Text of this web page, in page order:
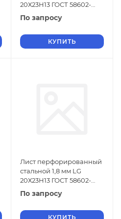
20Х23Н13 ГОСТ 58602-
2019
По запросу
КУПИТЬ
Лист перфорированный
стальной 1,8 мм LG
20Х23Н13 ГОСТ 58602-
2019
По запросу
КУПИТЬ